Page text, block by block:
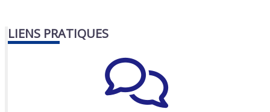
LIENS PRATIQUES